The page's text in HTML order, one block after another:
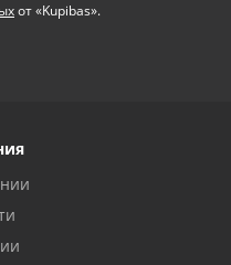
от «Kupibas».